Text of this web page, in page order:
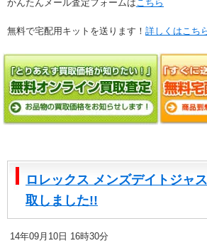
かんたんメール査定フォームはこちら
無料で宅配用キットを送ります！ 詳しくはこち
ロレックス メンズデイトジャ
取しました!!
14年09月10日 16時30分